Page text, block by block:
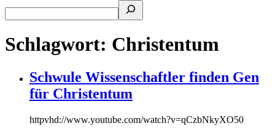
Schlagwort: Christentum
Schwule Wissenschaftler finden Gen
für Christentum
httpvhd://www.youtube.com/watch?v=qCzbNkyXO50